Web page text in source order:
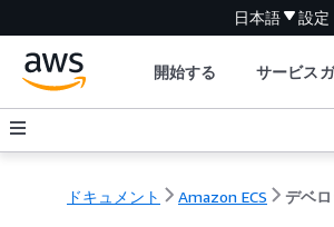
日本語 設定
開始する サービス
ドキュメント Amazon ECS デベ